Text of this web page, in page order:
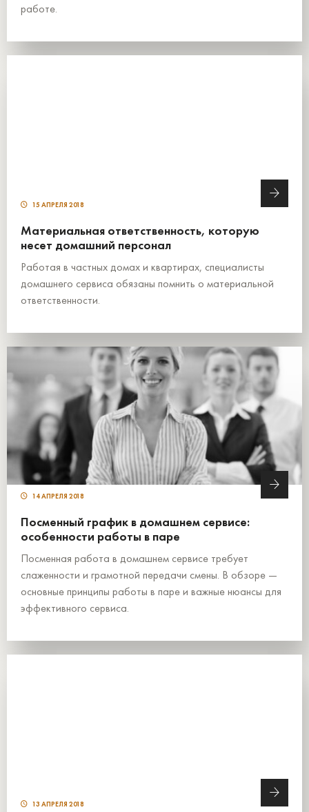
работе.
15 АПРЕЛЯ 2018
Материальная ответственность, которую
несет домашний персонал
Работая в частных домах и квартирах, специалисты
домашнего сервиса обязаны помнить о материальной
ответственности.
14 АПРЕЛЯ 2018
Посменный график в домашнем сервисе:
особенности работы в паре
Посменная работа в домашнем сервисе требует
слаженности и грамотной передачи смены. В обзоре —
основные принципы работы в паре и важные нюансы для
эффективного сервиса.
13 АПРЕЛЯ 2018